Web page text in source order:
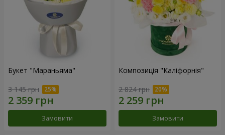
Букет "Мараньяма"
3 145 грн
Замовити
Композиція "Каліфорнія"
2 824 грн
Замовити